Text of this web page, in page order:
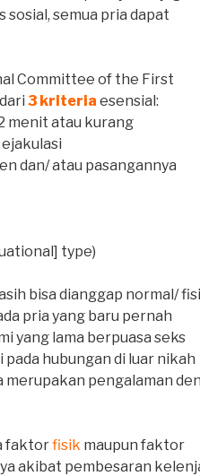
sosial, semua pria dapat
Committee of the First
3 kriteria esensial:
menit atau kurang
dan/ atau pasangannya
type)
bisa dianggap normal/
pria yang baru pernah
yang lama berpuasa seks
hubungan di luar nikah
pengalaman
faktorfisik maupun faktor
akibat pembesaran